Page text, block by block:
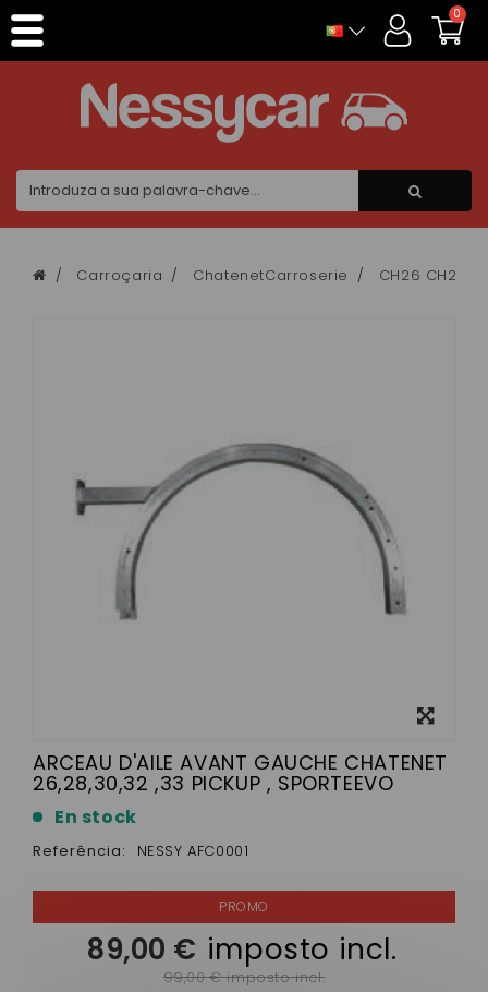
0
Carroçaria ChatenetCarroserie CH26 CH28
ARCEAU D'AILE AVANT GAUCHE CHATENET
26,28,30,32 ,33 PICKUP , SPORTEEVO
En stock
Referência: NESSY AFC0001
89,00 € imposto incl.
99,00 € imposto incl.
Painel de Gerenciamento de Cookies